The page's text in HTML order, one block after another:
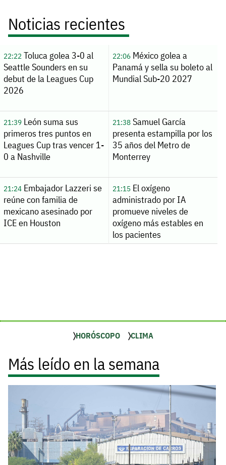
Noticias recientes
22:22Toluca golea 3-0 al
Seattle Sounders en su
debut de la Leagues Cup
2026
22:06México golea a
Panamá y sella su boleto al
Mundial Sub-20 2027
21:39León suma sus
primeros tres puntos en
Leagues Cup tras vencer 1-
0 a Nashville
21:38Samuel García
presenta estampilla por los
35 años del Metro de
Monterrey
21:24Embajador Lazzeri se
reúne con familia de
mexicano asesinado por
ICE en Houston
21:15El oxígeno
administrado por IA
promueve niveles de
oxígeno más estables en
los pacientes
HORÓSCOPO CLIMA
Más leído en la semana